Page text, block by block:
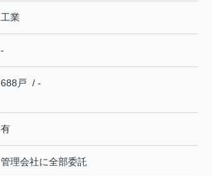
工業
-
688戸 / -
有
管理会社に全部委託